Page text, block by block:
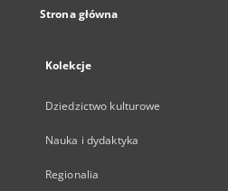
Strona główna
Kolekcje
Dziedzictwo kulturowe
Nauka i dydaktyka
Regionalia